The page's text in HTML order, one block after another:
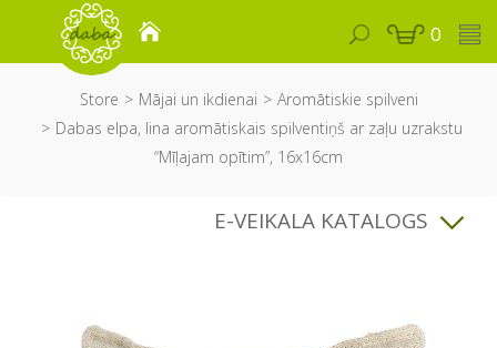
0
Store Mājai un ikdienai
Aromātiskie spilveni
Dabas elpa, lina aromātiskais spilventiņš ar zaļu uzrakstu
“Mīļajam opītim”, 16x16cm
E-VEIKALA KATALOGS